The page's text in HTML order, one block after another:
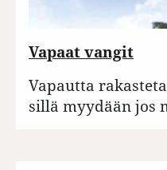
Vapaat vangit
Vapautta
sillä myydään jos